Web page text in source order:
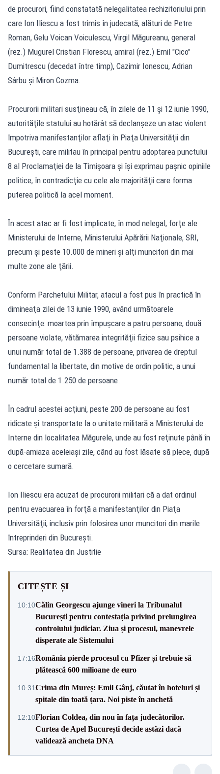
de procurori, fiind constatată nelegalitatea rechizitoriului prin
care Ion Iliescu a fost trimis în judecată, alături de Petre
Roman, Gelu Voican Voiculescu, Virgil Măgureanu, general
(rez.) Mugurel Cristian Florescu, amiral (rez.) Emil "Cico"
Dumitrescu (decedat între timp), Cazimir Ionescu, Adrian
Sârbu şi Miron Cozma.
Procurorii militari susţineau că, în zilele de 11 şi 12 iunie 1990,
autorităţile statului au hotărât să declanşeze un atac violent
împotriva manifestanţilor aflaţi în Piaţa Universităţii din
Bucureşti, care militau în principal pentru adoptarea punctului
8 al Proclamaţiei de la Timişoara şi îşi exprimau paşnic opiniile
politice, în contradicţie cu cele ale majorităţii care forma
puterea politică la acel moment.
În acest atac ar fi fost implicate, în mod nelegal, forţe ale
Ministerului de Interne, Ministerului Apărării Naţionale, SRI,
precum şi peste 10.000 de mineri şi alţi muncitori din mai
multe zone ale ţării.
Conform Parchetului Militar, atacul a fost pus în practică în
dimineaţa zilei de 13 iunie 1990, având următoarele
consecinţe: moartea prin împuşcare a patru persoane, două
persoane violate, vătămarea integrităţii fizice sau psihice a
unui număr total de 1.388 de persoane, privarea de dreptul
fundamental la libertate, din motive de ordin politic, a unui
număr total de 1.250 de persoane.
În cadrul acestei acţiuni, peste 200 de persoane au fost
ridicate şi transportate la o unitate militară a Ministerului de
Interne din localitatea Măgurele, unde au fost reţinute până în
după-amiaza aceleiaşi zile, când au fost lăsate să plece, după
o cercetare sumară.
Ion Iliescu era acuzat de procurorii militari că a dat ordinul
pentru evacuarea în forţă a manifestanţilor din Piaţa
Universităţii, inclusiv prin folosirea unor muncitori din marile
întreprinderi din Bucureşti.
Sursa: Realitatea din Justitie
CITEȘTE ȘI
10:10Călin Georgescu ajunge vineri la Tribunalul
București pentru contestația privind prelungirea
controlului judiciar. Ziua și procesul, manevrele
disperate ale Sistemului
17:16România pierde procesul cu Pfizer și trebuie să
plătească 600 milioane de euro
10:31Crima din Mureș: Emil Gânj, căutat în hoteluri și
spitale din toată țara. Noi piste în anchetă
12:10Florian Coldea, din nou în fața judecătorilor.
Curtea de Apel București decide astăzi dacă
validează ancheta DNA